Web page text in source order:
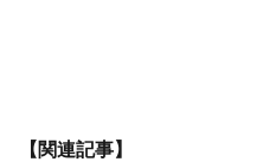
【関連記事】